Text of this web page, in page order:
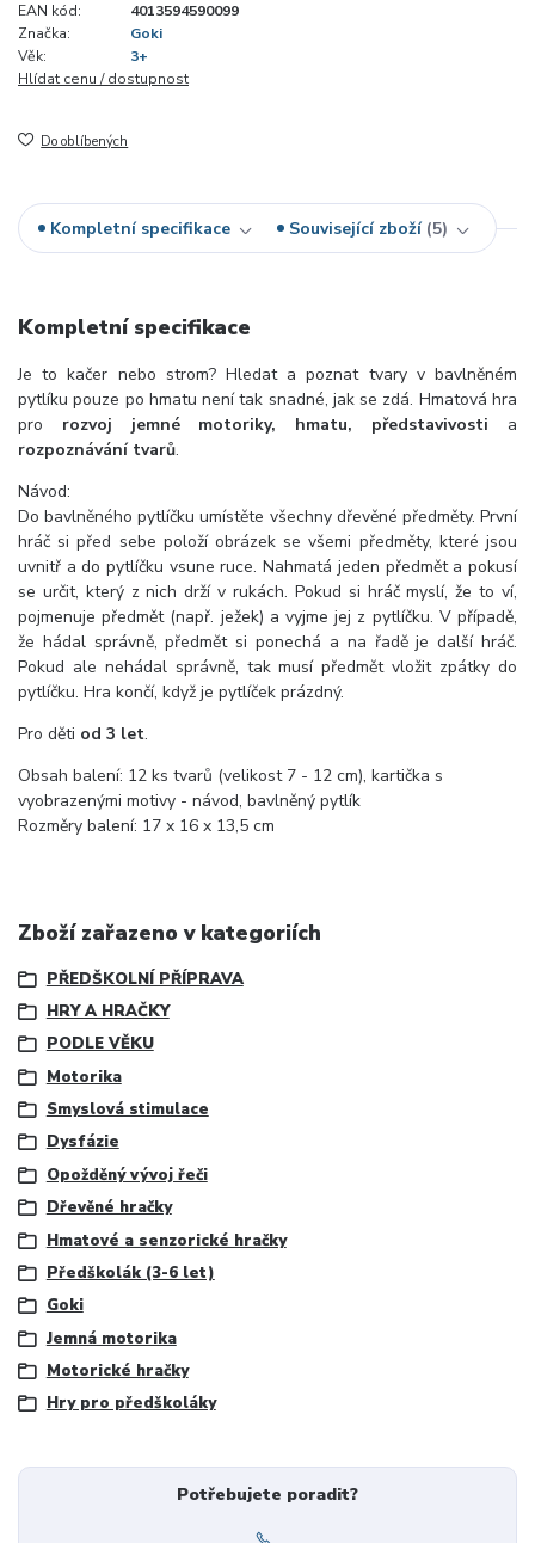
EAN kód:
4013594590099
Značka:
Goki
Věk:
3+
Hlídat cenu / dostupnost
Do oblíbených
Kompletní specifikace Související zboží 5
Kompletní specifikace
Je to kačer nebo strom? Hledat a poznat tvary v bavlněném
pytlíku pouze po hmatu není tak snadné, jak se zdá. Hmatová hra
pro rozvoj jemné motoriky, hmatu, představivosti a
rozpoznávání tvarů.
Návod:
Do bavlněného pytlíčku umístěte všechny dřevěné předměty. První
hráč si před sebe položí obrázek se všemi předměty, které jsou
uvnitř a do pytlíčku vsune ruce. Nahmatá jeden předmět a pokusí
se určit, který z nich drží v rukách. Pokud si hráč myslí, že to ví,
pojmenuje předmět (např. ježek) a vyjme jej z pytlíčku. V případě,
že hádal správně, předmět si ponechá a na řadě je další hráč.
Pokud ale nehádal správně, tak musí předmět vložit zpátky do
pytlíčku. Hra končí, když je pytlíček prázdný.
Pro děti od 3 let.
Obsah balení: 12 ks tvarů (velikost 7 - 12 cm), kartička s
vyobrazenými motivy - návod, bavlněný pytlík
Rozměry balení: 17 x 16 x 13,5 cm
Zboží zařazeno v kategoriích
PŘEDŠKOLNÍ PŘÍPRAVA
HRY A HRAČKY
PODLE VĚKU
Motorika
Smyslová stimulace
Dysfázie
Opožděný vývoj řeči
Dřevěné hračky
Hmatové a senzorické hračky
Předškolák (3-6 let)
Goki
Jemná motorika
Motorické hračky
Hry pro předškoláky
Potřebujete poradit?